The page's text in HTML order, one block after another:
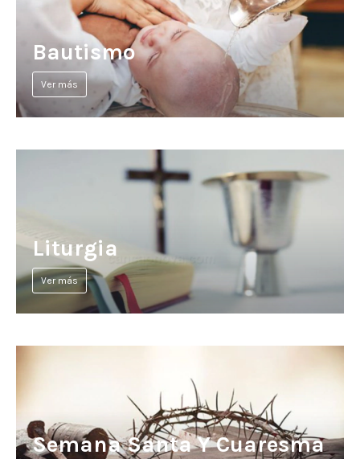
Bautismo
Ver más
Liturgia
Ver más
Semana Santa Y Cuaresma